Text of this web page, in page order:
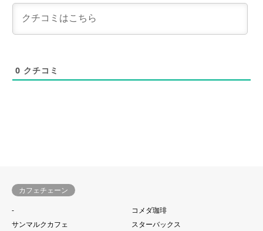
0 クチコミ
カフェチェーン
-
コメダ珈琲
サンマルクカフェ
スターバックス